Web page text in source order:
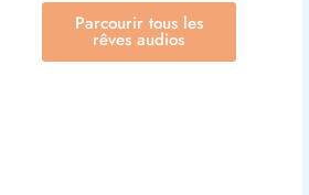
Parcourir tous les
rêves audios